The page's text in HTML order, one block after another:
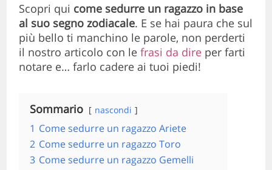
Scopri qui come sedurre un ragazzo in base
al suo segno zodiacale. E se hai paura che sul
più bello ti manchino le parole, non perderti
il nostro articolo con lefrasi da dire per farti
notare e… farlo cadere ai tuoi piedi!
Sommario nascondi
1 Come sedurre un ragazzo Ariete
2 Come sedurre un ragazzo Toro
3 Come sedurre un ragazzo Gemelli